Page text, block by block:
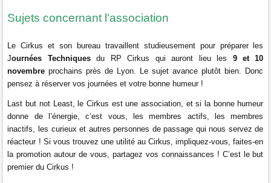
Sujets concernant l'association
Le Cirkus et son bureau travaillent studieusement pour préparer les
Journées Techniquesdu RP Cirkus qui auront lieu les 9 et 10
novembre prochains près de Lyon . Le sujet avance plutôt bien. Donc
pensez à réserver vos journées et votre bonne humeur !
Last but not Least, le Cirkus est une association, et si la bonne humeur
donne de l’énergie, c’est vous, les membres actifs, les membres
inactifs, les curieux et autres personnes de passage qui nous servez de
réacteur ! Si vous trouvez une utilité au Cirkus, impliquez-vous, faites-en
la promotion autour de vous, partagez vos connaissances ! C’est le but
premier du Cirkus !